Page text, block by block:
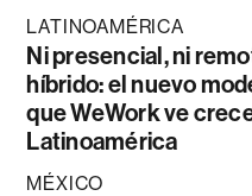
LATINOAMÉRICA
Ni presencial, ni
híbrido: el nuevo
que WeWork ve
Latinoamérica
MÉXICO